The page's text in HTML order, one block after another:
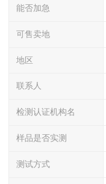
能否加急
可售卖地
地区
联系人
检测认证机构名
样品是否实测
测试方式